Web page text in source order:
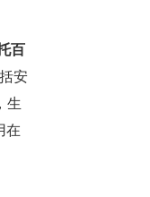
百
安
生
在